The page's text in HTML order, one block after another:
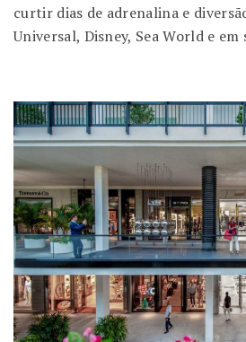
curtir dias de adrenalina e
Universal, Disney, Sea World e em